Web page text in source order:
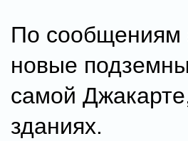
По сообщениям
новые
самой
зданиях.